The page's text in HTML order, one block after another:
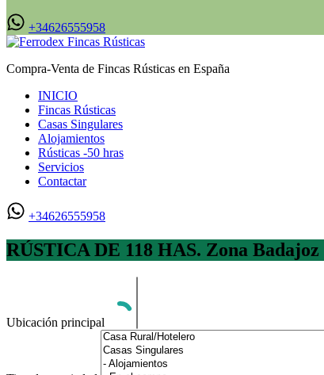
+34626555958
Compra-Venta de Fincas Rústicas en España
INICIO
Fincas Rústicas
Casas Singulares
Alojamientos
Rústicas -50 hras
Servicios
Contactar
+34626555958
RÚSTICA DE 118 HAS. Zona Badajoz
Ubicación principal